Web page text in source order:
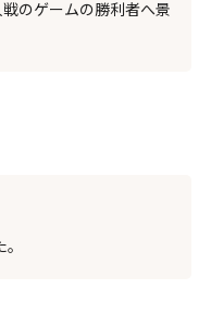
のゲームの勝利者へ景